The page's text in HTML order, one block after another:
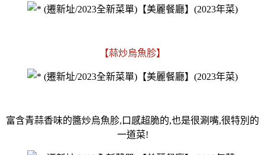
【蒜炒烏魚胗】
富含青蒜香味的醬炒烏魚胗,口感超脆的,也是很涮嘴,很特別的
一道菜!